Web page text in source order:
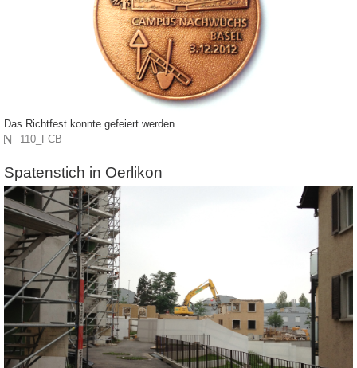
Das Richtfest konnte gefeiert werden.
N 110_FCB
Spatenstich in Oerlikon